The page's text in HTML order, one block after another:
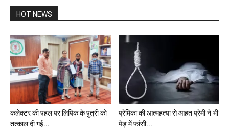
HOT NEWS
कलेक्टर की पहल पर लिपिक के पुत्री को
तत्काल दी गई...
प्रेमिका की आत्महत्या से आहत प्रेमी ने भी
पेड़ में फांसी...